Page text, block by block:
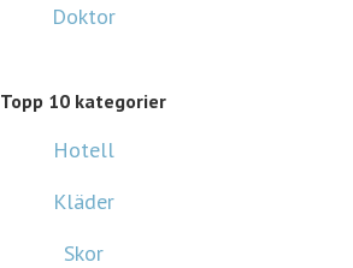
Doktor
Topp 10 kategorier
Hotell
Kläder
Skor